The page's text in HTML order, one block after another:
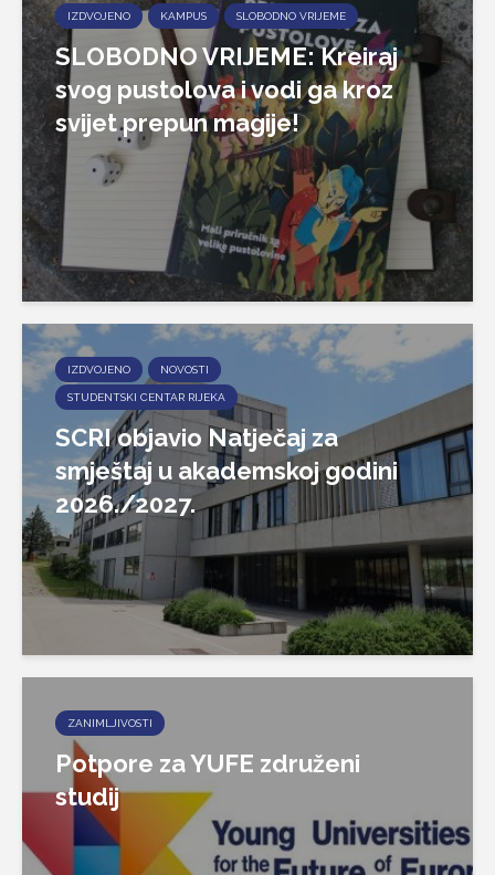
IZDVOJENO KAMPUS SLOBODNO VRIJEME
SLOBODNO VRIJEME: Kreiraj
svog pustolova i vodi ga kroz
svijet prepun magije!
IZDVOJENO NOVOSTI
STUDENTSKI CENTAR RIJEKA
SCRI objavio Natječaj za
smještaj u akademskoj godini
2026./2027.
ZANIMLJIVOSTI
Potpore za YUFE združeni
studij